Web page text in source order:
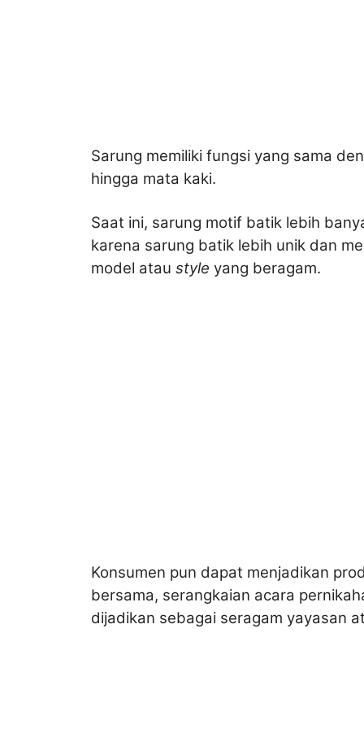
Sarung memiliki fungsi yang sama
hingga mata kaki.
Saat ini, sarung motif batik lebih
karena sarung batik lebih unik dan
model atau style yang beragam.
Konsumen pun dapat menjadikan
bersama, serangkaian acara
dijadikan sebagai seragam yayasan